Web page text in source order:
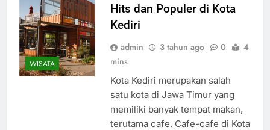
WISATA
Hits dan Populer di Kota
Kediri
admin 3 tahun ago 0
4
mins
Kota Kediri merupakan salah
satu kota di Jawa Timur yang
memiliki banyak tempat makan,
terutama cafe. Cafe-cafe di Kota